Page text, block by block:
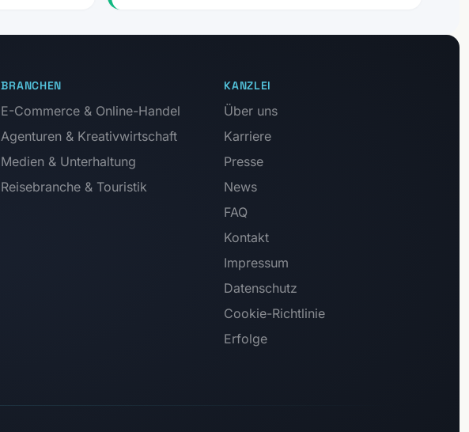
BRANCHEN
E-Commerce & Online-Handel
Agenturen & Kreativwirtschaft
Medien & Unterhaltung
Reisebranche & Touristik
KANZLEI
Über uns
Karriere
Presse
News
FAQ
Kontakt
Impressum
Datenschutz
Cookie-Richtlinie
Erfolge